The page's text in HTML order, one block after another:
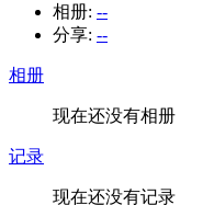
相册: --
分享: --
相册
现在还没有相册
记录
现在还没有记录